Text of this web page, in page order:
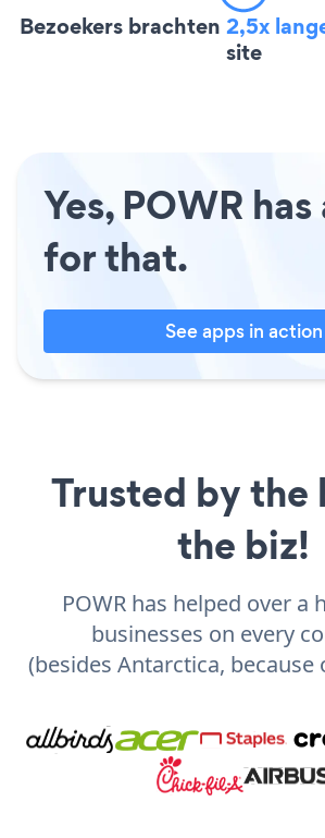
Bezoekers brachten 2,5x
site
Yes, POWR
for that.
See apps in action
Trusted by the
the biz!
POWR has helped over a
businesses on every
(besides Antarctica, because